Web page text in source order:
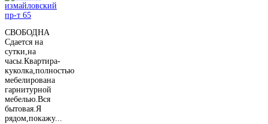
СВОБОДНА
Сдается на
сутки,на
часы.Квартира-
куколка,полностью
мебелирована
гарнитурной
мебелью.Вся
бытовая.Я
рядом,покажу...